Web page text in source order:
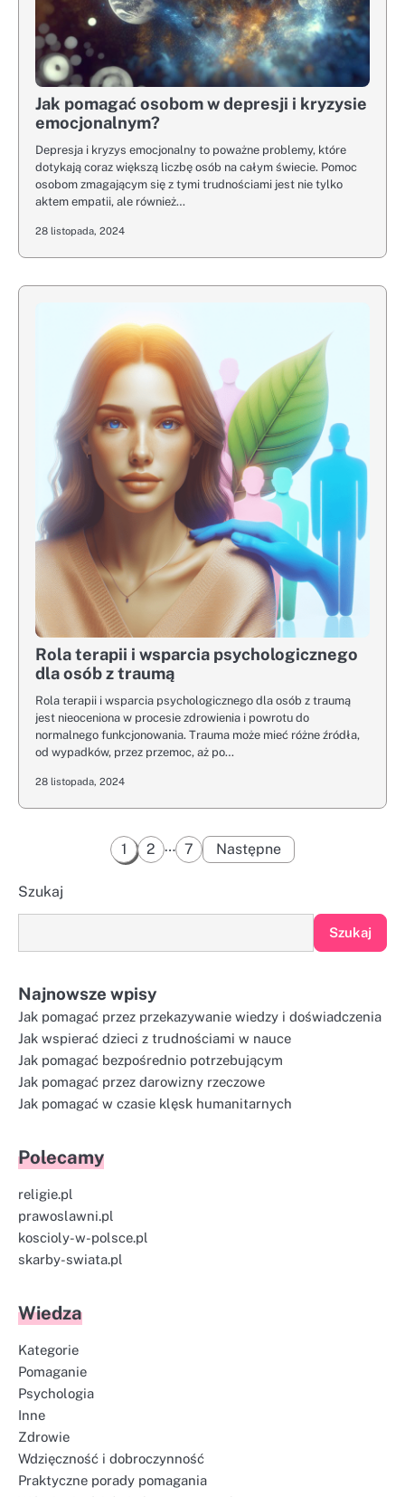
Jak pomagać osobom w depresji i kryzysie
emocjonalnym?
Depresja i kryzys emocjonalny to poważne problemy, które
dotykają coraz większą liczbę osób na całym świecie. Pomoc
osobom zmagającym się z tymi trudnościami jest nie tylko
aktem empatii, ale również…
28 listopada, 2024
Rola terapii i wsparcia psychologicznego
dla osób z traumą
Rola terapii i wsparcia psychologicznego dla osób z traumą
jest nieoceniona w procesie zdrowienia i powrotu do
normalnego funkcjonowania. Trauma może mieć różne źródła,
od wypadków, przez przemoc, aż po…
28 listopada, 2024
Stronicowanie
1 2 … 7 Następne
Szukaj
Szukaj
Najnowsze wpisy
Jak pomagać przez przekazywanie wiedzy i doświadczenia
Jak wspierać dzieci z trudnościami w nauce
Jak pomagać bezpośrednio potrzebującym
Jak pomagać przez darowizny rzeczowe
Jak pomagać w czasie klęsk humanitarnych
Polecamy
religie.pl
prawoslawni.pl
koscioly-w-polsce.pl
skarby-swiata.pl
Wiedza
Kategorie
Pomaganie
Psychologia
Inne
Zdrowie
Wdzięczność i dobroczynność
Praktyczne porady pomagania